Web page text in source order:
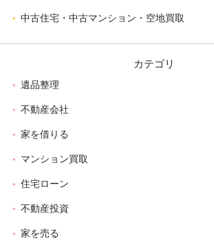
中古住宅・中古マンション・空地買取
カテゴリ
遺品整理
不動産会社
家を借りる
マンション買取
住宅ローン
不動産投資
家を売る